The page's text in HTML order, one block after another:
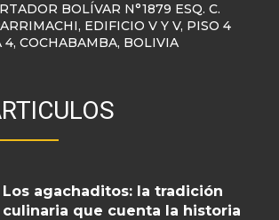
BOLÍVAR N°1879 ESQ. C.
EDIFICIO V Y V, PISO 4
4, COCHABAMBA, BOLIVIA
Los agachaditos: la tradición
culinaria que cuenta la historia